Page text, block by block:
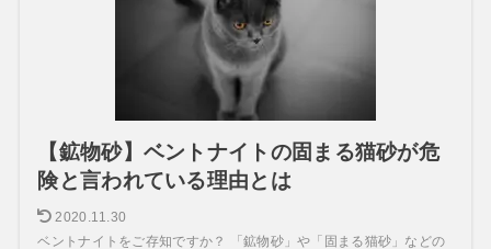
【鉱物砂】ベントナイトの固まる猫砂が危
険と言われている理由とは
2020.11.30
ベントナイトをご存知ですか？ 「鉱物砂」や「固まる猫砂」などの